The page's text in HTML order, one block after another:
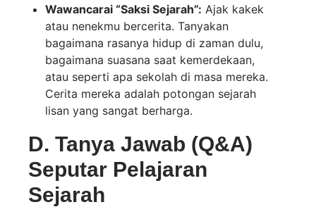
Wawancarai “Saksi Sejarah”: Ajak kakek
atau nenekmu bercerita. Tanyakan
bagaimana rasanya hidup di zaman dulu,
bagaimana suasana saat kemerdekaan,
atau seperti apa sekolah di masa mereka.
Cerita mereka adalah potongan sejarah
lisan yang sangat berharga.
D. Tanya Jawab (Q&A)
Seputar Pelajaran
Sejarah